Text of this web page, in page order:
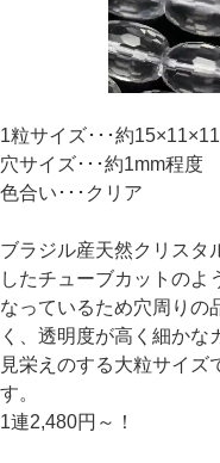
1粒サイズ･･･約
穴サイズ･･･約1mm程度
色合い･･･クリア
ブラジル産天然クリスタ
したチューブカットのよ
なっているため穴周りの
く、透明度が高く細かな
見栄えのする大粒サイズ
す。
1連2,480円～！